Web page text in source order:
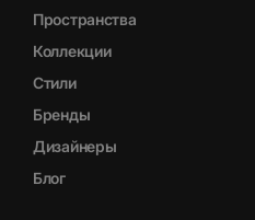
Пространства
Коллекции
Стили
Бренды
Дизайнеры
Блог